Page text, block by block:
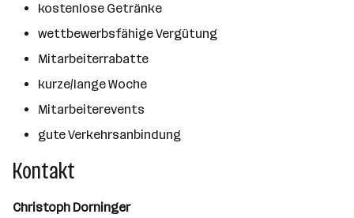
kostenlose Getränke
wettbewerbsfähige Vergütung
Mitarbeiterrabatte
kurze/lange Woche
Mitarbeiterevents
gute Verkehrsanbindung
Kontakt
Christoph Dorninger